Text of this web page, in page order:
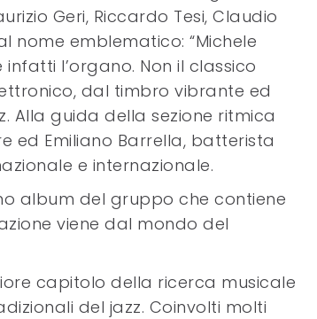
Geri, Riccardo Tesi, Claudio
nome emblematico: “Michele
l’organo. Non il classico
dal timbro vibrante ed
Alla guida della sezione ritmica
ed Emiliano Barrella, batterista
e internazionale.
album del gruppo che contiene
viene dal mondo del
capitolo della ricerca musicale
del jazz. Coinvolti molti